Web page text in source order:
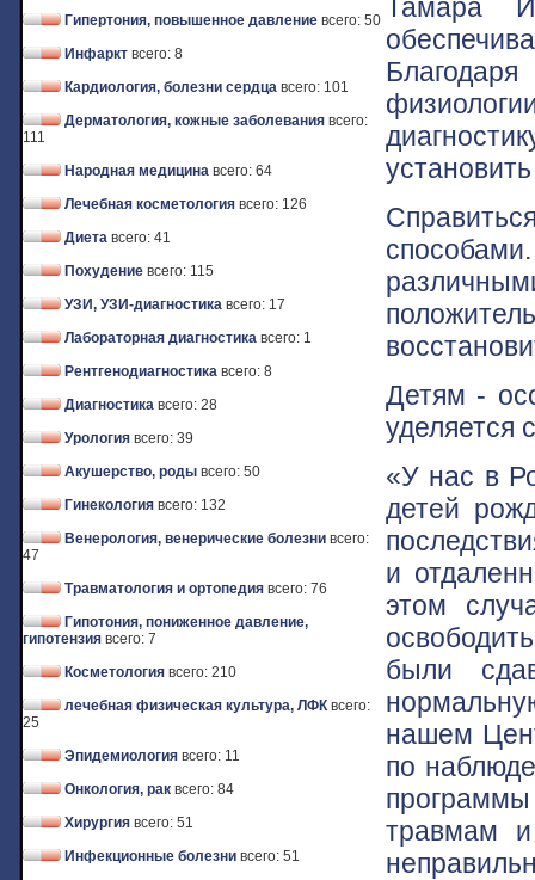
Гипертония, повышенное давление всего: 50
Инфаркт всего: 8
Кардиология, болезни сердца всего: 101
Дерматология, кожные заболевания всего:
111
Народная медицина всего: 64
Лечебная косметология всего: 126
Диета всего: 41
Похудение всего: 115
УЗИ, УЗИ-диагностика всего: 17
Лабораторная диагностика всего: 1
Рентгенодиагностика всего: 8
Диагностика всего: 28
Урология всего: 39
Акушерство, роды всего: 50
Гинекология всего: 132
Венерология, венерические болезни всего:
47
Травматология и ортопедия всего: 76
Гипотония, пониженное давление,
гипотензия всего: 7
Косметология всего: 210
лечебная физическая культура, ЛФК всего:
25
Эпидемиология всего: 11
Онкология, рак всего: 84
Хирургия всего: 51
Инфекционные болезни всего: 51
Тамара
Детям -
уделяется
«У нас в
детей
и
этом
были
нашем
по
травмам и